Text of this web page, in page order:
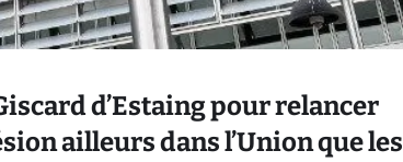
d’Estaing pour relancer
ailleurs dans l’Union que les